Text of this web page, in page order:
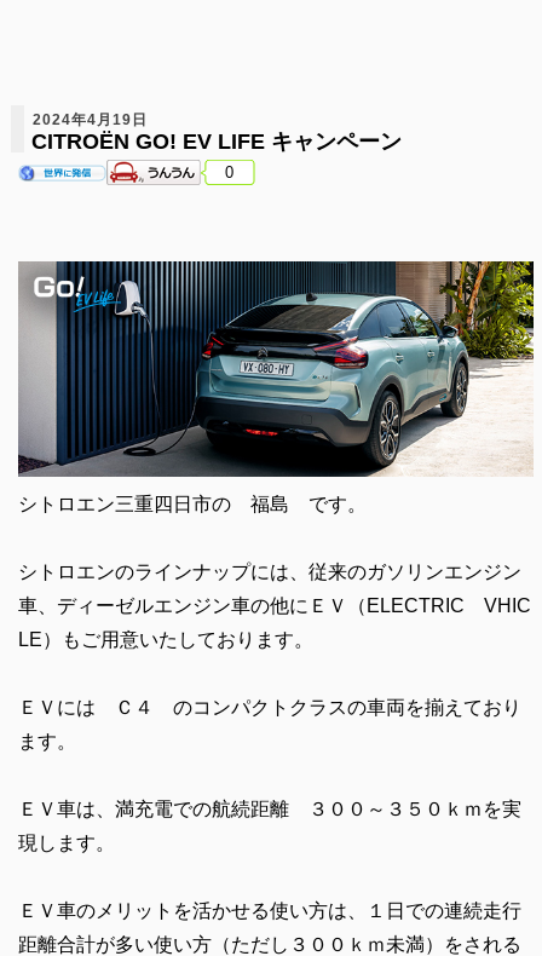
2024年4月19日
CITROËN GO! EV LIFE キャンペーン
0
シトロエン三重四日市の 福島 です。
シトロエンのラインナップには、従来のガソリンエンジン
車、ディーゼルエンジン車の他にＥＶ（ELECTRIC VHIC
LE）もご用意いたしております。
ＥＶには Ｃ４ のコンパクトクラスの車両を揃えており
ます。
ＥＶ車は、満充電での航続距離 ３００～３５０ｋｍを実
現します。
ＥＶ車のメリットを活かせる使い方は、１日での連続走行
距離合計が多い使い方（ただし３００ｋｍ未満）をされる